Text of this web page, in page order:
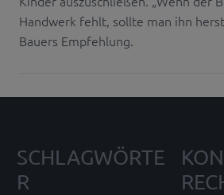
Handwerk fehlt, sollte man ihn
Bauers Empfehlung.
SCHLAGWÖRTE
R